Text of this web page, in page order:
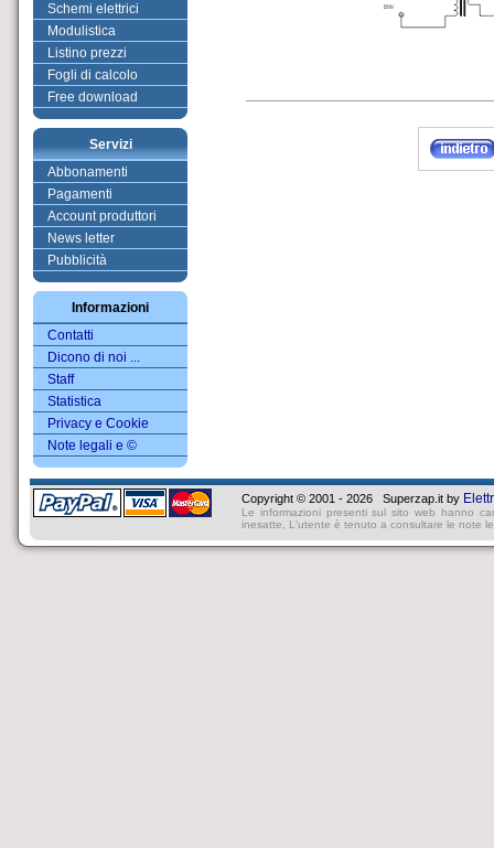
Schemi elettrici
Modulistica
Listino prezzi
Fogli di calcolo
Free download
Servizi
Abbonamenti
Pagamenti
Account produttori
News letter
Pubblicità
Informazioni
Contatti
Dicono di noi ...
Staff
Statistica
Privacy e Cookie
Note legali e ©
Copyright © 2001 - 2026 Superzap.it by
Le informazioni presenti sul sito web hanno
inesatte, L'utente è tenuto a consultare le note